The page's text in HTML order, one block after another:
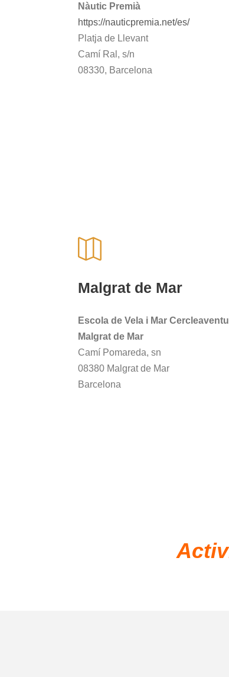
Nàutic Premià
https://nauticpremia.net/es/
Platja de Llevant
Camí Ral, s/n
08330, Barcelona
Malgrat de Mar
Escola de Vela i Mar
Malgrat de Mar
Camí Pomareda, sn
08380 Malgrat de Mar
Barcelona